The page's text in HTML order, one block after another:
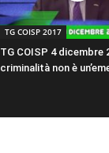
TG COISP 2017
TG COISP 4 dicembre
criminalità non è